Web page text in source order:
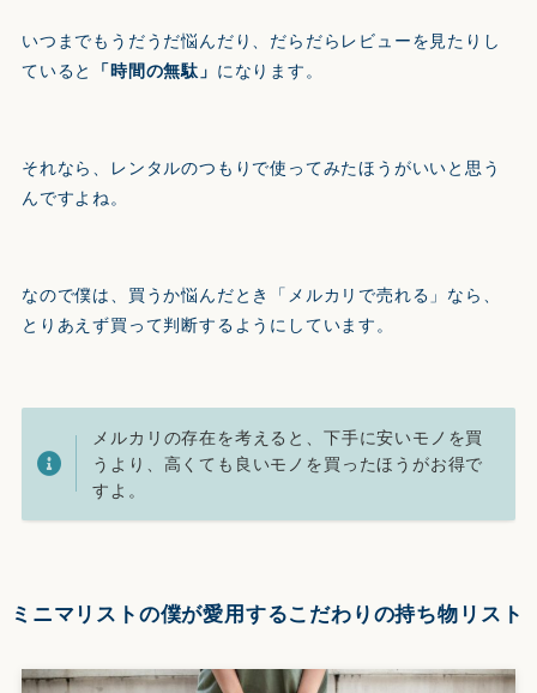
いつまでもうだうだ悩んだり、だらだらレビューを見たりし
ていると
「時間の無駄」 になります。
それなら、レンタルのつもりで使ってみたほうがいいと思う
んですよね。
なので僕は、買うか悩んだとき「メルカリで売れる」なら、
とりあえず買って判断するようにしています。
メルカリの存在を考えると、下手に安いモノを買
うより、高くても良いモノを買ったほうがお得で
すよ。
ミニマリストの僕が愛用するこだわりの持ち物リスト